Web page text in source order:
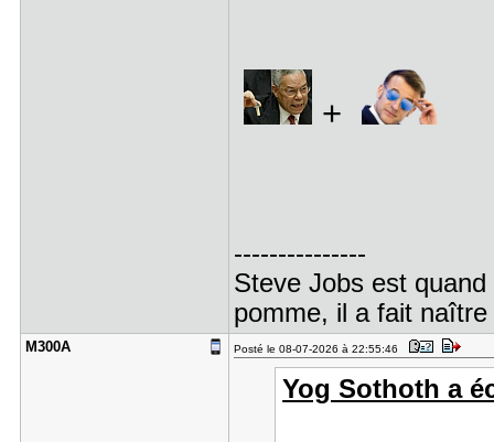
+
---------------
Steve Jobs est
pomme, il a fait
M300A Posté le 08-07-2026 à 22:55:46
Yog Sothoth a